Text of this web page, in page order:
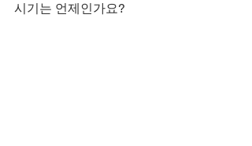
시기는 언제인가요?